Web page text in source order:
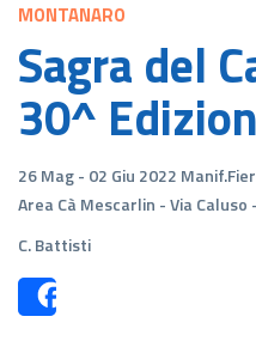
MONTANARO
Sagra del
30^
26 Mag - 02 Giu 2022
Area Cà Mescarlin - Via
C. Battisti